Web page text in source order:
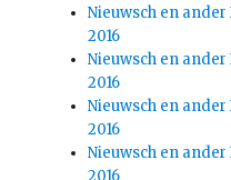
Nieuwsch en
2016
Nieuwsch en
2016
Nieuwsch en ander
2016
Nieuwsch en ander
2016